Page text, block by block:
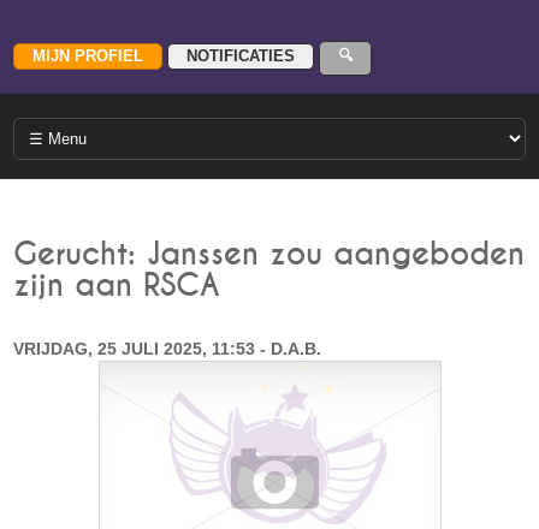
Gerucht: Janssen zou aangeboden
zijn aan RSCA
VRIJDAG, 25 JULI 2025, 11:53 - D.A.B.